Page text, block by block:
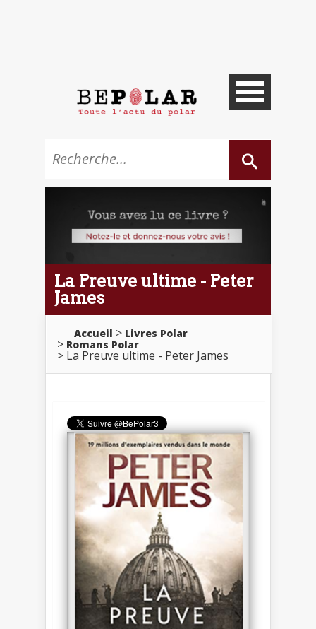
La Preuve ultime - Peter
James
Accueil
Livres Polar
Romans Polar
La Preuve ultime - Peter James